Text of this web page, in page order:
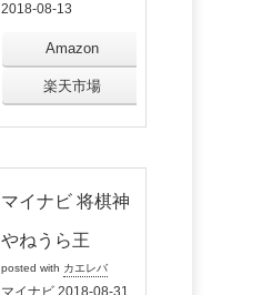
2018-08-13
Amazon
楽天市場
マイナビ 将棋神
やねうら王
posted with カエレバ